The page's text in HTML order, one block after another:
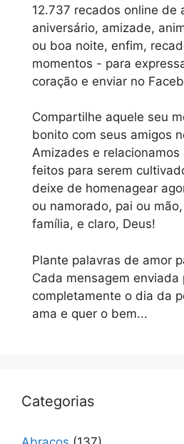
12.737 recados online de
aniversário, amizade,
ou boa noite, enfim,
momentos - para
coração e enviar no
Compartilhe aquele seu
bonito com seus amigos
Amizades e relacionamos
feitos para serem
deixe de homenagear
ou namorado, pai ou
família, e claro, Deus!
Plante palavras de amor
Cada mensagem
completamente o dia da
ama e quer o bem...
Categorias